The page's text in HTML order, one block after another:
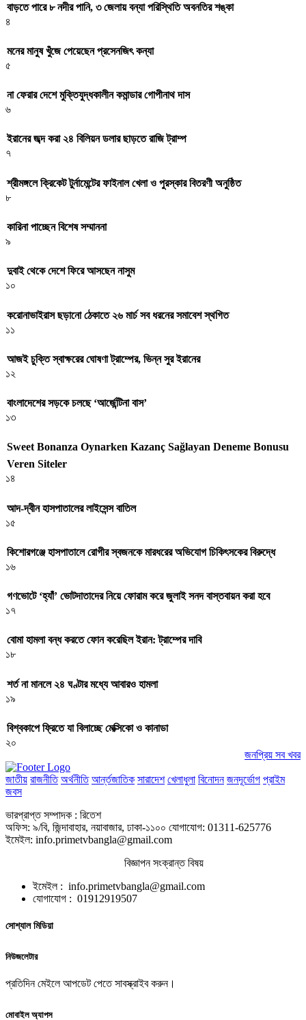
বাড়তে পারে ৮ নদীর পানি, ৩ জেলায় বন্যা পরিস্থিতি অবনতির শঙ্কা
৪
মনের মানুষ খুঁজে পেয়েছেন প্রসেনজিৎ কন্যা
৫
না ফেরার দেশে মুক্তিযুদ্ধকালীন কমান্ডার গোপীনাথ দাস
৬
ইরানের জব্দ করা ২৪ বিলিয়ন ডলার ছাড়তে রাজি ট্রাম্প
৭
শ্রীমঙ্গলে ক্রিকেট টুর্নামেন্টের ফাইনাল খেলা ও পুরস্কার বিতরণী অনুষ্ঠিত
৮
কারিনা পাচ্ছেন বিশেষ সম্মাননা
৯
দুবাই থেকে দেশে ফিরে আসছেন নাসুম
১০
করোনাভাইরাস ছড়ানো ঠেকাতে ২৬ মার্চ সব ধরনের সমাবেশ স্থগিত
১১
আজই চুক্তি স্বাক্ষরের ঘোষণা ট্রাম্পের, ভিন্ন সুর ইরানের
১২
বাংলাদেশের সড়কে চলছে ‘আর্জেন্টিনা বাস’
১৩
Sweet Bonanza Oynarken Kazanç Sağlayan Deneme Bonusu
Veren Siteler
১৪
আদ-দ্বীন হাসপাতালের লাইসেন্স বাতিল
১৫
কিশোরগঞ্জে হাসপাতালে রোগীর স্বজনকে মারধরের অভিযোগ চিকিৎসকের বিরুদ্ধে
১৬
গণভোটে ‘হ্যাঁ’ ভোটদাতাদের নিয়ে ফোরাম করে জুলাই সনদ বাস্তবায়ন করা হবে
১৭
বোমা হামলা বন্ধ করতে ফোন করেছিল ইরান: ট্রাম্পের দাবি
১৮
শর্ত না মানলে ২৪ ঘণ্টার মধ্যে আবারও হামলা
১৯
বিশ্বকাপে ফ্রিতে যা বিলাচ্ছে মেক্সিকো ও কানাডা
২০
জনপ্রিয় সব খবর
জাতীয় রাজনীতি অর্থনীতি আর্ন্তজাতিক সারাদেশ খেলাধুলা বিনোদন জনদূর্ভোগ প্রাইম
জবস
ভারপ্রাপ্ত সম্পাদক : রিতেশ
অফিস: ৯/বি, জিন্দাবাহার, নয়াবাজার, ঢাকা-১১০০ যোগাযোগ: 01311-625776
ইমেইল: info.primetvbangla@gmail.com
বিজ্ঞাপন সংক্রান্ত বিষয়
ইমেইল : info.primetvbangla@gmail.com
যোগাযোগ : 01912919507
সোশ্যাল মিডিয়া
নিউজলেটার
প্রতিদিন মেইলে আপডেট পেতে সাবস্ক্রাইব করুন।
মোবাইল অ্যাপস